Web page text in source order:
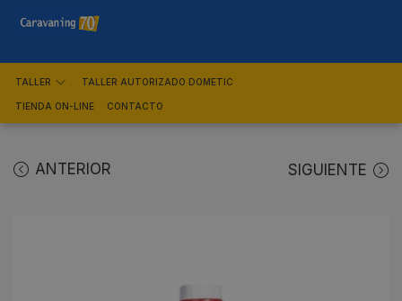
TALLER TALLER AUTORIZADO DOMETIC
TIENDA ON-LINE CONTACTO
ANTERIOR SIGUIENTE